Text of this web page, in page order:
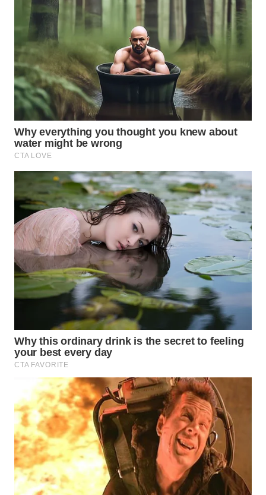
LANGKAT
WN
TAPANULI
SELATAN
WN
TANJUNG
LESUNG
KARO
WN
SIMALUNGUN
WN
LABUHANBATU
TAPANULI
TENGAH
WN DELI
SERDANG
WN
TEBING
TINGGI
WN
PAKPAK